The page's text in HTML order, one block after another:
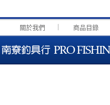
關於我們 商品目錄